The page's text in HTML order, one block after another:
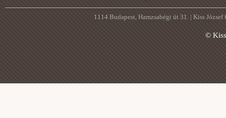
1114 Budapest, Hamzsabégi út 31. | Kiss
©